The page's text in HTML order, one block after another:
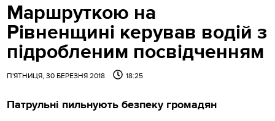
Маршруткою на
Рівненщині керував водій з
підробленим посвідченням
П'ЯТНИЦЯ, 30 БЕРЕЗНЯ 2018 18:25
Патрульні пильнують безпеку громадян